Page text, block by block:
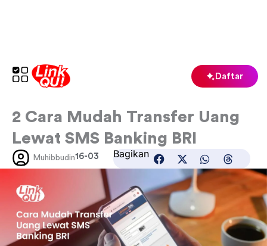
Daftar
2 Cara Mudah Transfer Uang
Lewat SMS Banking BRI
Muhibbudin16-03 Bagikan